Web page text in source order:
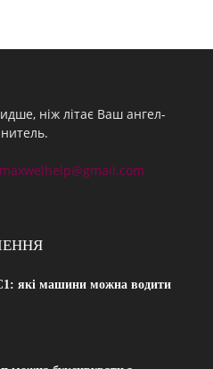
ніж літає Ваш ангел-
maxwelhelp@gmail.com
які машини можна водити